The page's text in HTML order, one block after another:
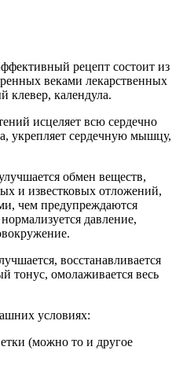
рецепт состоит из
веками лекарственных
клевер, календула.
исцеляет всю сердечно
укрепляет сердечную мышцу,
обмен веществ,
и известковых отложений,
чем предупреждаются
давление,
восстанавливается
тонус, омолаживается весь
условиях:
(можно то и другое